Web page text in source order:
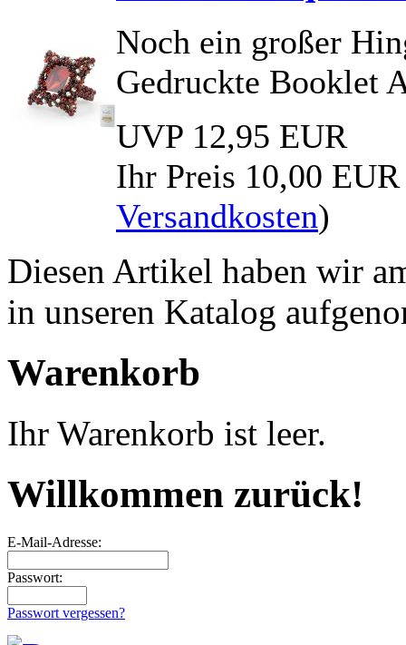
Noch ein großer
Gedruckte Booklet
UVP 12,95 EUR
Ihr Preis 10,00 EUR
Versandkosten)
Diesen Artikel haben wir
in unseren Katalog
Warenkorb
Ihr Warenkorb ist leer.
Willkommen zurück!
E-Mail-Adresse:
Passwort:
Passwort vergessen?